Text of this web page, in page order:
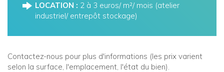
LOCATION : 2 à 3 euros/ m²/ mois (atelier
industriel/ entrepôt stockage)
Contactez-nous pour plus d'informations (les prix varient
selon la surface, l'emplacement, l'état du bien).